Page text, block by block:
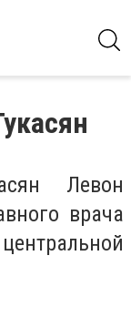
Левон
врача